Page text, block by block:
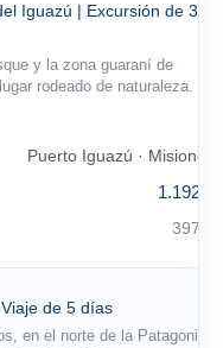
Iguazú | Excursión de 3
y la zona guaraní de
rodeado de naturaleza.
Puerto Iguazú · Misiones
1.192 €
397 €
de 5 días
en el norte de la Patagonia: